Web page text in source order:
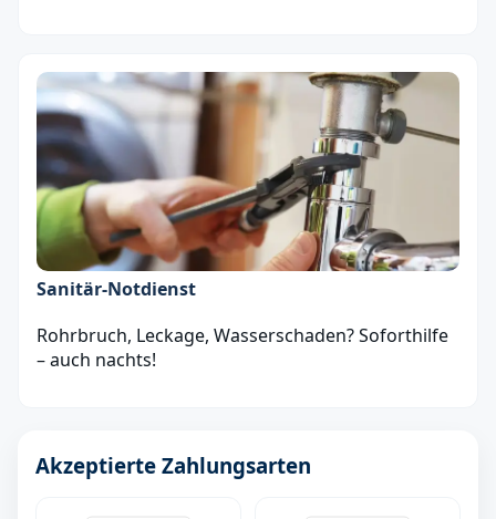
Sanitär‑Notdienst
Rohrbruch, Leckage, Wasserschaden? Soforthilfe
– auch nachts!
Akzeptierte Zahlungsarten